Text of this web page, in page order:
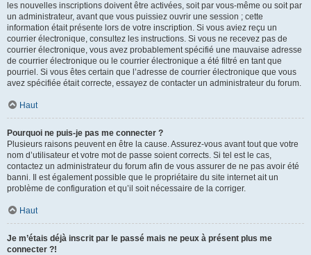
les nouvelles inscriptions doivent être activées, soit par vous-même ou soit par
un administrateur, avant que vous puissiez ouvrir une session ; cette
information était présente lors de votre inscription. Si vous aviez reçu un
courrier électronique, consultez les instructions. Si vous ne recevez pas de
courrier électronique, vous avez probablement spécifié une mauvaise adresse
de courrier électronique ou le courrier électronique a été filtré en tant que
pourriel. Si vous êtes certain que l’adresse de courrier électronique que vous
avez spécifiée était correcte, essayez de contacter un administrateur du forum.
Haut
Pourquoi ne puis-je pas me connecter ?
Plusieurs raisons peuvent en être la cause. Assurez-vous avant tout que votre
nom d’utilisateur et votre mot de passe soient corrects. Si tel est le cas,
contactez un administrateur du forum afin de vous assurer de ne pas avoir été
banni. Il est également possible que le propriétaire du site internet ait un
problème de configuration et qu’il soit nécessaire de la corriger.
Haut
Je m’étais déjà inscrit par le passé mais ne peux à présent plus me
connecter ?!